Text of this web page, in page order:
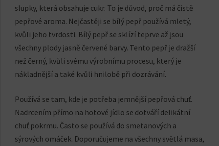
slupky, která obsahuje cukr. To je důvod, proč má čistě
pepřové aroma. Nejčastěji se bílý pepř používá mletý,
kvůli jeho tvrdosti. Bílý pepř se sklízí teprve až jsou
všechny plody jasně červené barvy. Tento pepř je dražší
než černý, kvůli svému výrobnímu procesu, který je
nákladnější a také kvůli hnilobě při dozrávání.
Používá se tam, kde je potřeba jemnější pepřová chuť.
Nadrcením přímo na hotové jídlo se dotváří delikátní
chuť pokrmu. Často se používá do smetanových a
sýrových omáček. Doporučujeme na všechny světlá masa,